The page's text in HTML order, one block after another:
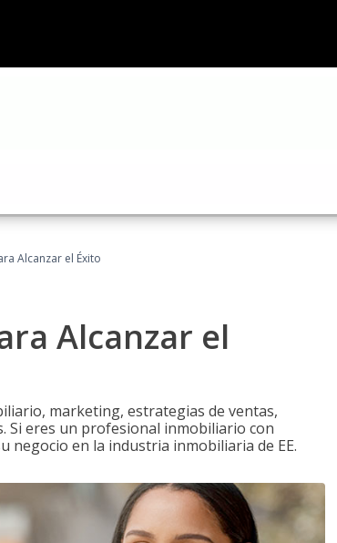
Alcanzar el Éxito
Alcanzar el
marketing, estrategias de ventas,
Si eres un profesional inmobiliario con
negocio en la industria inmobiliaria de EE.